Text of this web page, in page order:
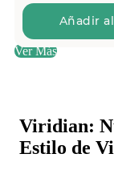
Añadir
Ver Más
Viridian:
Estilo de